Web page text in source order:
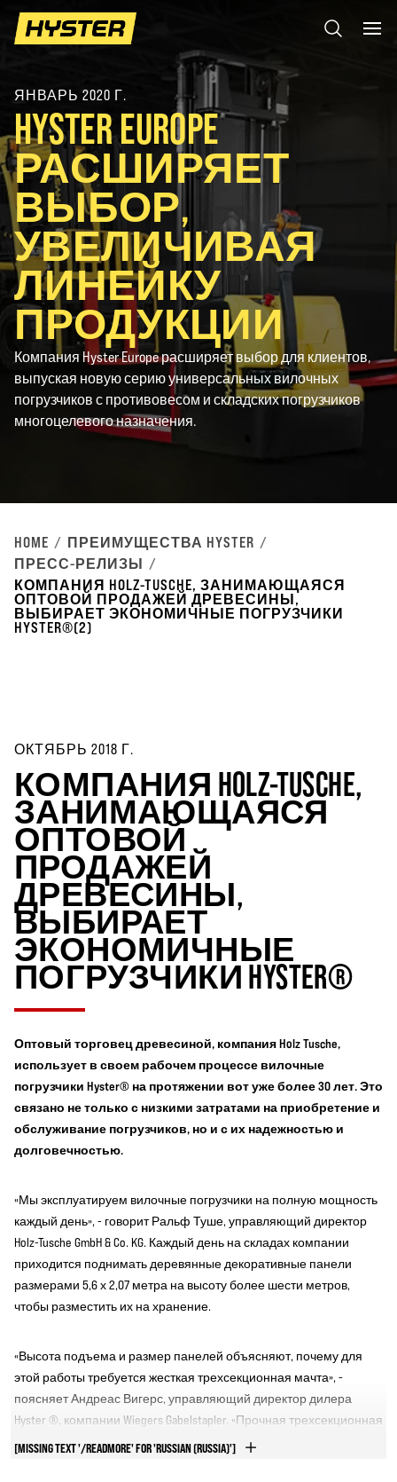
ЯНВАРЬ 2020 Г.
HYSTER EUROPE
РАСШИРЯЕТ
ВЫБОР,
УВЕЛИЧИВАЯ
ЛИНЕЙКУ
ПРОДУКЦИИ
Компания Hyster Europe расширяет выбор для клиентов,
выпуская новую серию универсальных вилочных
погрузчиков с противовесом и складских погрузчиков
многоцелевого назначения.
HOME
ПРЕИМУЩЕСТВА HYSTER
ПРЕСС-РЕЛИЗЫ
КОМПАНИЯ HOLZ-TUSCHE, ЗАНИМАЮЩАЯСЯ
ОПТОВОЙ ПРОДАЖЕЙ ДРЕВЕСИНЫ,
ВЫБИРАЕТ ЭКОНОМИЧНЫЕ ПОГРУЗЧИКИ
HYSTER®(2)
ОКТЯБРЬ 2018 Г.
КОМПАНИЯ HOLZ-TUSCHE,
ЗАНИМАЮЩАЯСЯ
ОПТОВОЙ
ПРОДАЖЕЙ
ДРЕВЕСИНЫ,
ВЫБИРАЕТ
ЭКОНОМИЧНЫЕ
ПОГРУЗЧИКИ HYSTER®
Оптовый торговец древесиной, компания Holz Tusche,
использует в своем рабочем процессе вилочные
погрузчики Hyster® на протяжении вот уже более 30 лет. Это
связано не только с низкими затратами на приобретение и
обслуживание погрузчиков, но и с их надежностью и
долговечностью.
«Мы эксплуатируем вилочные погрузчики на полную мощность
каждый день», - говорит Ральф Туше, управляющий директор
Holz-Tusche GmbH & Co. KG. Каждый день на складах компании
приходится поднимать деревянные декоративные панели
размерами 5,6 х 2,07 метра на высоту более шести метров,
чтобы разместить их на хранение.
«Высота подъема и размер панелей объясняют, почему для
этой работы требуется жесткая трехсекционная мачта», -
поясняет Андреас Вигерс, управляющий директор дилера
Hyster ®, компании Wiegers Gabelstapler. «Прочная трехсекционная
мачта имеет еще одно преимущество: во втянутом положении
[MISSING TEXT '/READMORE' FOR 'RUSSIAN (RUSSIA)']